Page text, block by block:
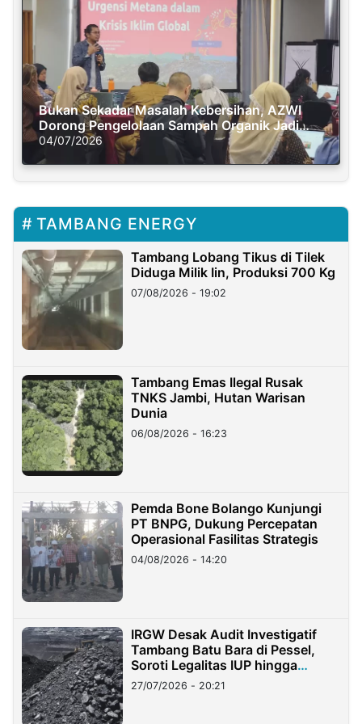
Bukan Sekadar Masalah Kebersihan, AZWI
Dorong Pengelolaan Sampah Organik Jadi
Solusi Krisis Iklim
04/07/2026
TAMBANG ENERGY
Tambang Lobang Tikus di Tilek
Diduga Milik Iin, Produksi 700 Kg
07/08/2026 - 19:02
Tambang Emas Ilegal Rusak
TNKS Jambi, Hutan Warisan
Dunia
06/08/2026 - 16:23
Pemda Bone Bolango Kunjungi
PT BNPG, Dukung Percepatan
Operasional Fasilitas Strategis
04/08/2026 - 14:20
IRGW Desak Audit Investigatif
Tambang Batu Bara di Pessel,
Soroti Legalitas IUP hingga
Stockpile
27/07/2026 - 20:21